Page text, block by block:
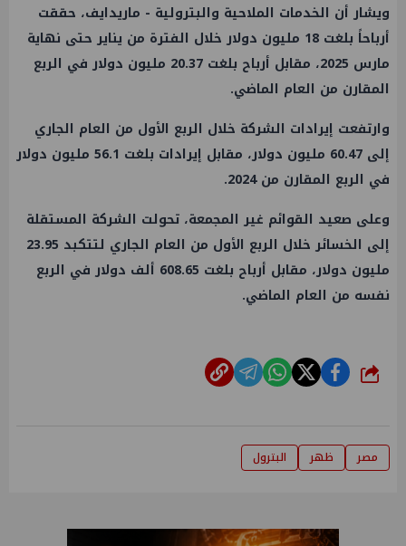
ويشار أن الخدمات الملاحية والبترولية - ماريدايف، حققت
أرباحاً بلغت 18 مليون دولار خلال الفترة من يناير حتى نهاية
مارس 2025، مقابل أرباح بلغت 20.37 مليون دولار في الربع
المقارن من العام الماضي.
وارتفعت إيرادات الشركة خلال الربع الأول من العام الجاري
إلى 60.47 مليون دولار، مقابل إيرادات بلغت 56.1 مليون دولار
في الربع المقارن من 2024.
وعلى صعيد القوائم غير المجمعة، تحولت الشركة المستقلة
إلى الخسائر خلال الربع الأول من العام الجاري لتتكبد 23.95
مليون دولار، مقابل أرباح بلغت 608.65 ألف دولار في الربع
نفسه من العام الماضي.
شارك
مصر ظهر البترول